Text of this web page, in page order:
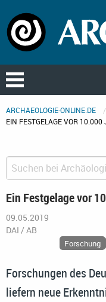
ARCHAEOLOGIE-ONLINE.DE
EIN FESTGELAGE VOR 10.000
Ein Festgelage vor
09.05.2019
DAI / AB
Forschung
Forschungen des
liefern neue